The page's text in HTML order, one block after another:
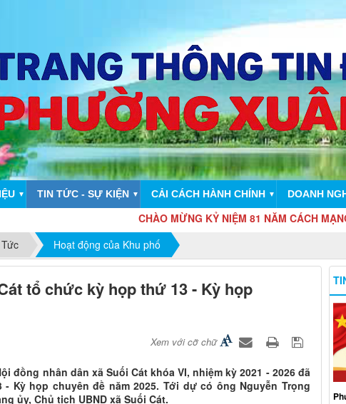
▼ TIN TỨC - SỰ KIỆN ▼ CẢI CÁCH HÀNH CHÍNH ▼ DOANH
CHÀO MỪNG KỶ NIỆM 81 NĂM CÁCH MẠNG
Hoạt động của Khu phố
tổ chức kỳ họp thứ 13 - Kỳ họp
Xem với cỡ chữ
đồng nhân dân xã Suối Cát khóa VI, nhiệm kỳ 2021 - 2026 đã
Kỳ họp chuyên đề năm 2025. Tới dự có ông Nguyễn Trọng
ủy, Chủ tịch UBND xã Suối Cát.